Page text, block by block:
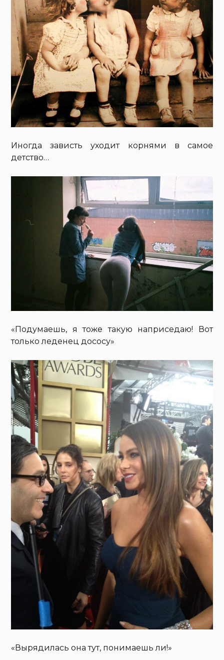
Иногда зависть уходит корнями в самое
детство…
«Подумаешь, я тоже такую наприседаю! Вот
только леденец дососу»
«Вырядилась она тут, понимаешь ли!»